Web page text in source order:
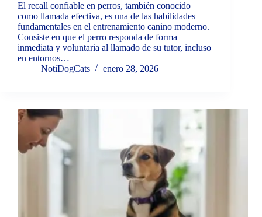
El recall confiable en perros, también conocido
como llamada efectiva, es una de las habilidades
fundamentales en el entrenamiento canino moderno.
Consiste en que el perro responda de forma
inmediata y voluntaria al llamado de su tutor, incluso
en entornos…
NotiDogCats
enero 28, 2026